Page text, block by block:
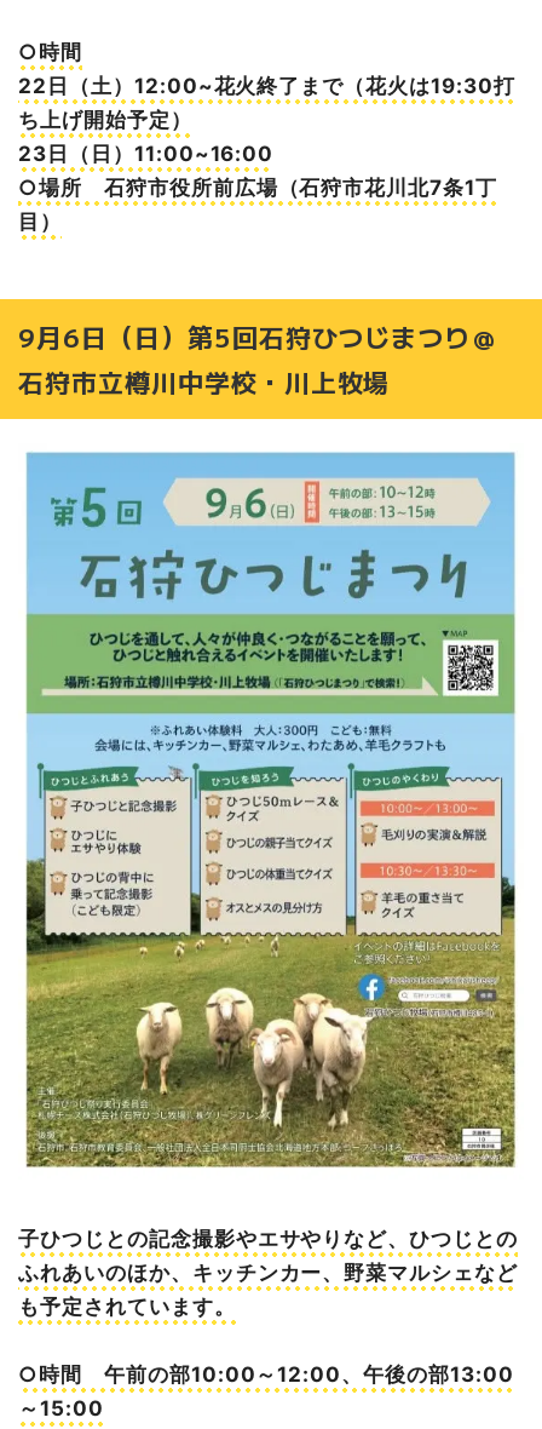
○時間
22日（土）12:00~花火終了まで（花火は19:30打
ち上げ開始予定）
23日（日）11:00~16:00
○場所 石狩市役所前広場（石狩市花川北7条1丁
目）
9月6日（日）第5回石狩ひつじまつり＠
石狩市立樽川中学校・川上牧場
子ひつじとの記念撮影やエサやりなど、ひつじとの
ふれあいのほか、キッチンカー、野菜マルシェなど
も予定されています。
○時間 午前の部10:00～12:00、午後の部13:00
～15:00